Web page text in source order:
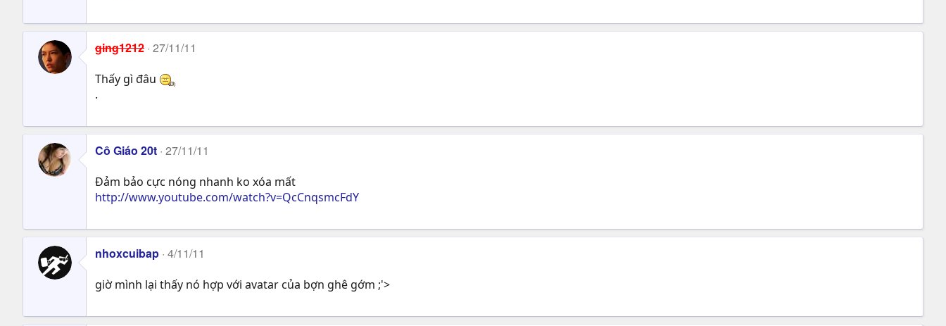
ging1212 27/11/11
Thấy gì đâu
.
Cô Giáo 20t 27/11/11
Đảm bảo cực nóng nhanh ko xóa mất
http://www.youtube.com/watch?v=QcCnqsmcFdY
nhoxcuibap 4/11/11
giờ mình lại thấy nó hợp với avatar của bợn ghê gớm ;'>